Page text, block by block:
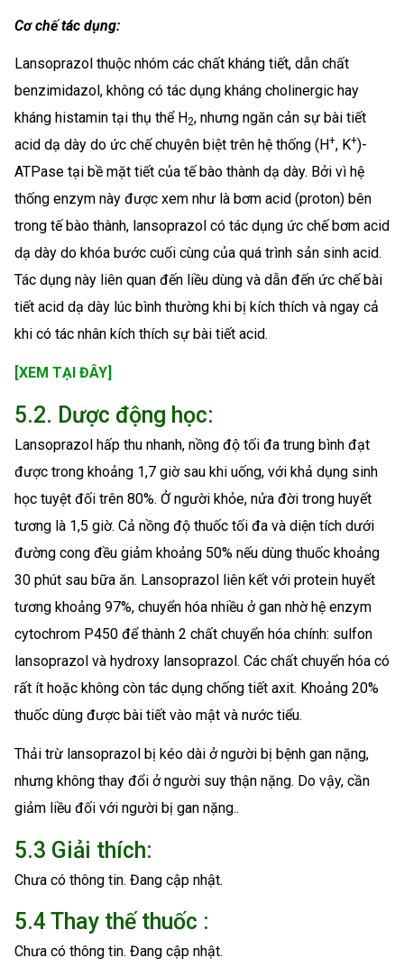
Cơ chế tác dụng:
Lansoprazol thuộc nhóm các chất kháng tiết, dẫn chất
benzimidazol, không có tác dụng kháng cholinergic hay
kháng histamin tại thụ thể H2, nhưng ngăn cản sự bài tiết
acid dạ dày do ức chế chuyên biệt trên hệ thống (H+, K+)-
ATPase tại bề mặt tiết của tế bào thành dạ dày. Bởi vì hệ
thống enzym này được xem như là bơm acid (proton) bên
trong tế bào thành, lansoprazol có tác dụng ức chế bơm acid
dạ dày do khóa bước cuối cùng của quá trình sản sinh acid.
Tác dụng này liên quan đến liều dùng và dẫn đến ức chế bài
tiết acid dạ dày lúc bình thường khi bị kích thích và ngay cả
khi có tác nhân kích thích sự bài tiết acid.
[XEM TẠI ĐÂY]
5.2. Dược động học:
Lansoprazol hấp thu nhanh, nồng độ tối đa trung bình đạt
được trong khoảng 1,7 giờ sau khi uống, với khả dụng sinh
học tuyệt đối trên 80%. Ở người khỏe, nửa đời trong huyết
tương là 1,5 giờ. Cả nồng độ thuốc tối đa và diện tích dưới
đường cong đều giảm khoảng 50% nếu dùng thuốc khoảng
30 phút sau bữa ăn. Lansoprazol liên kết với protein huyết
tương khoảng 97%, chuyển hóa nhiều ở gan nhờ hệ enzym
cytochrom P450 để thành 2 chất chuyển hóa chính: sulfon
lansoprazol và hydroxy lansoprazol. Các chất chuyển hóa có
rất ít hoặc không còn tác dụng chống tiết axit. Khoảng 20%
thuốc dùng được bài tiết vào mật và nước tiểu.
Thải trừ lansoprazol bị kéo dài ở người bị bệnh gan nặng,
nhưng không thay đổi ở người suy thận nặng. Do vậy, cần
giảm liều đối với người bị gan nặng..
5.3 Giải thích:
Chưa có thông tin. Đang cập nhật.
5.4 Thay thế thuốc :
Chưa có thông tin. Đang cập nhật.